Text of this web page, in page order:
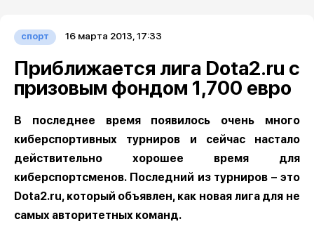
спорт 16 марта 2013, 17:33
Приближается лига Dota2.ru с
призовым фондом 1,700 евро
В последнее время появилось очень много
киберспортивных турниров и сейчас настало
действительно хорошее время для
киберспортсменов. Последний из турниров – это
Dota2.ru, который объявлен, как новая лига для не
самых авторитетных команд.